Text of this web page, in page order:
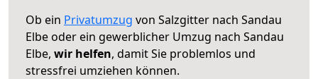
Ob ein Privatumzug von Salzgitter nach Sandau
Elbe oder ein gewerblicher Umzug nach Sandau
Elbe, wir helfen, damit Sie problemlos und
stressfrei umziehen können.